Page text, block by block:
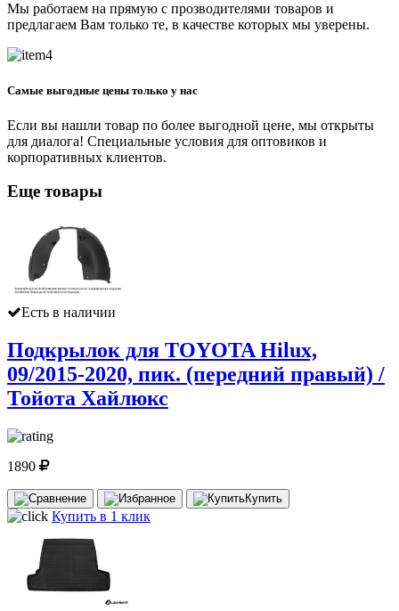
Мы работаем на прямую с прозводителями товаров и
предлагаем Вам только те, в качестве которых мы уверены.
Самые выгодные цены только у нас
Если вы нашли товар по более выгодной цене, мы открыты
для диалога! Специальные условия для оптовиков и
корпоративных клиентов.
Еще товары
Есть в наличии
Подкрылок для TOYOTA Hilux,
09/2015-2020, пик. (передний правый) /
Тойота Хайлюкс
1890
Купить
Купить в 1 клик